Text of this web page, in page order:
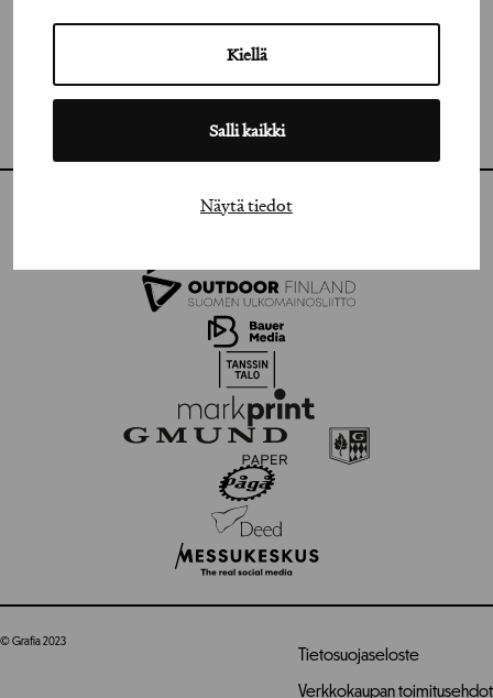
Kiellä
Salli kaikki
Näytä tiedot
VIMEO
FLICKR
© Grafia 2023
Tietosuojaseloste
Verkkokaupan toimitusehdot